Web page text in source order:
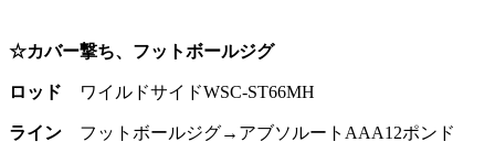
☆カバー撃ち、フットボールジグ
ロッド ワイルドサイドWSC-ST66MH
ライン フットボールジグ→アブソルートAAA12ポンド